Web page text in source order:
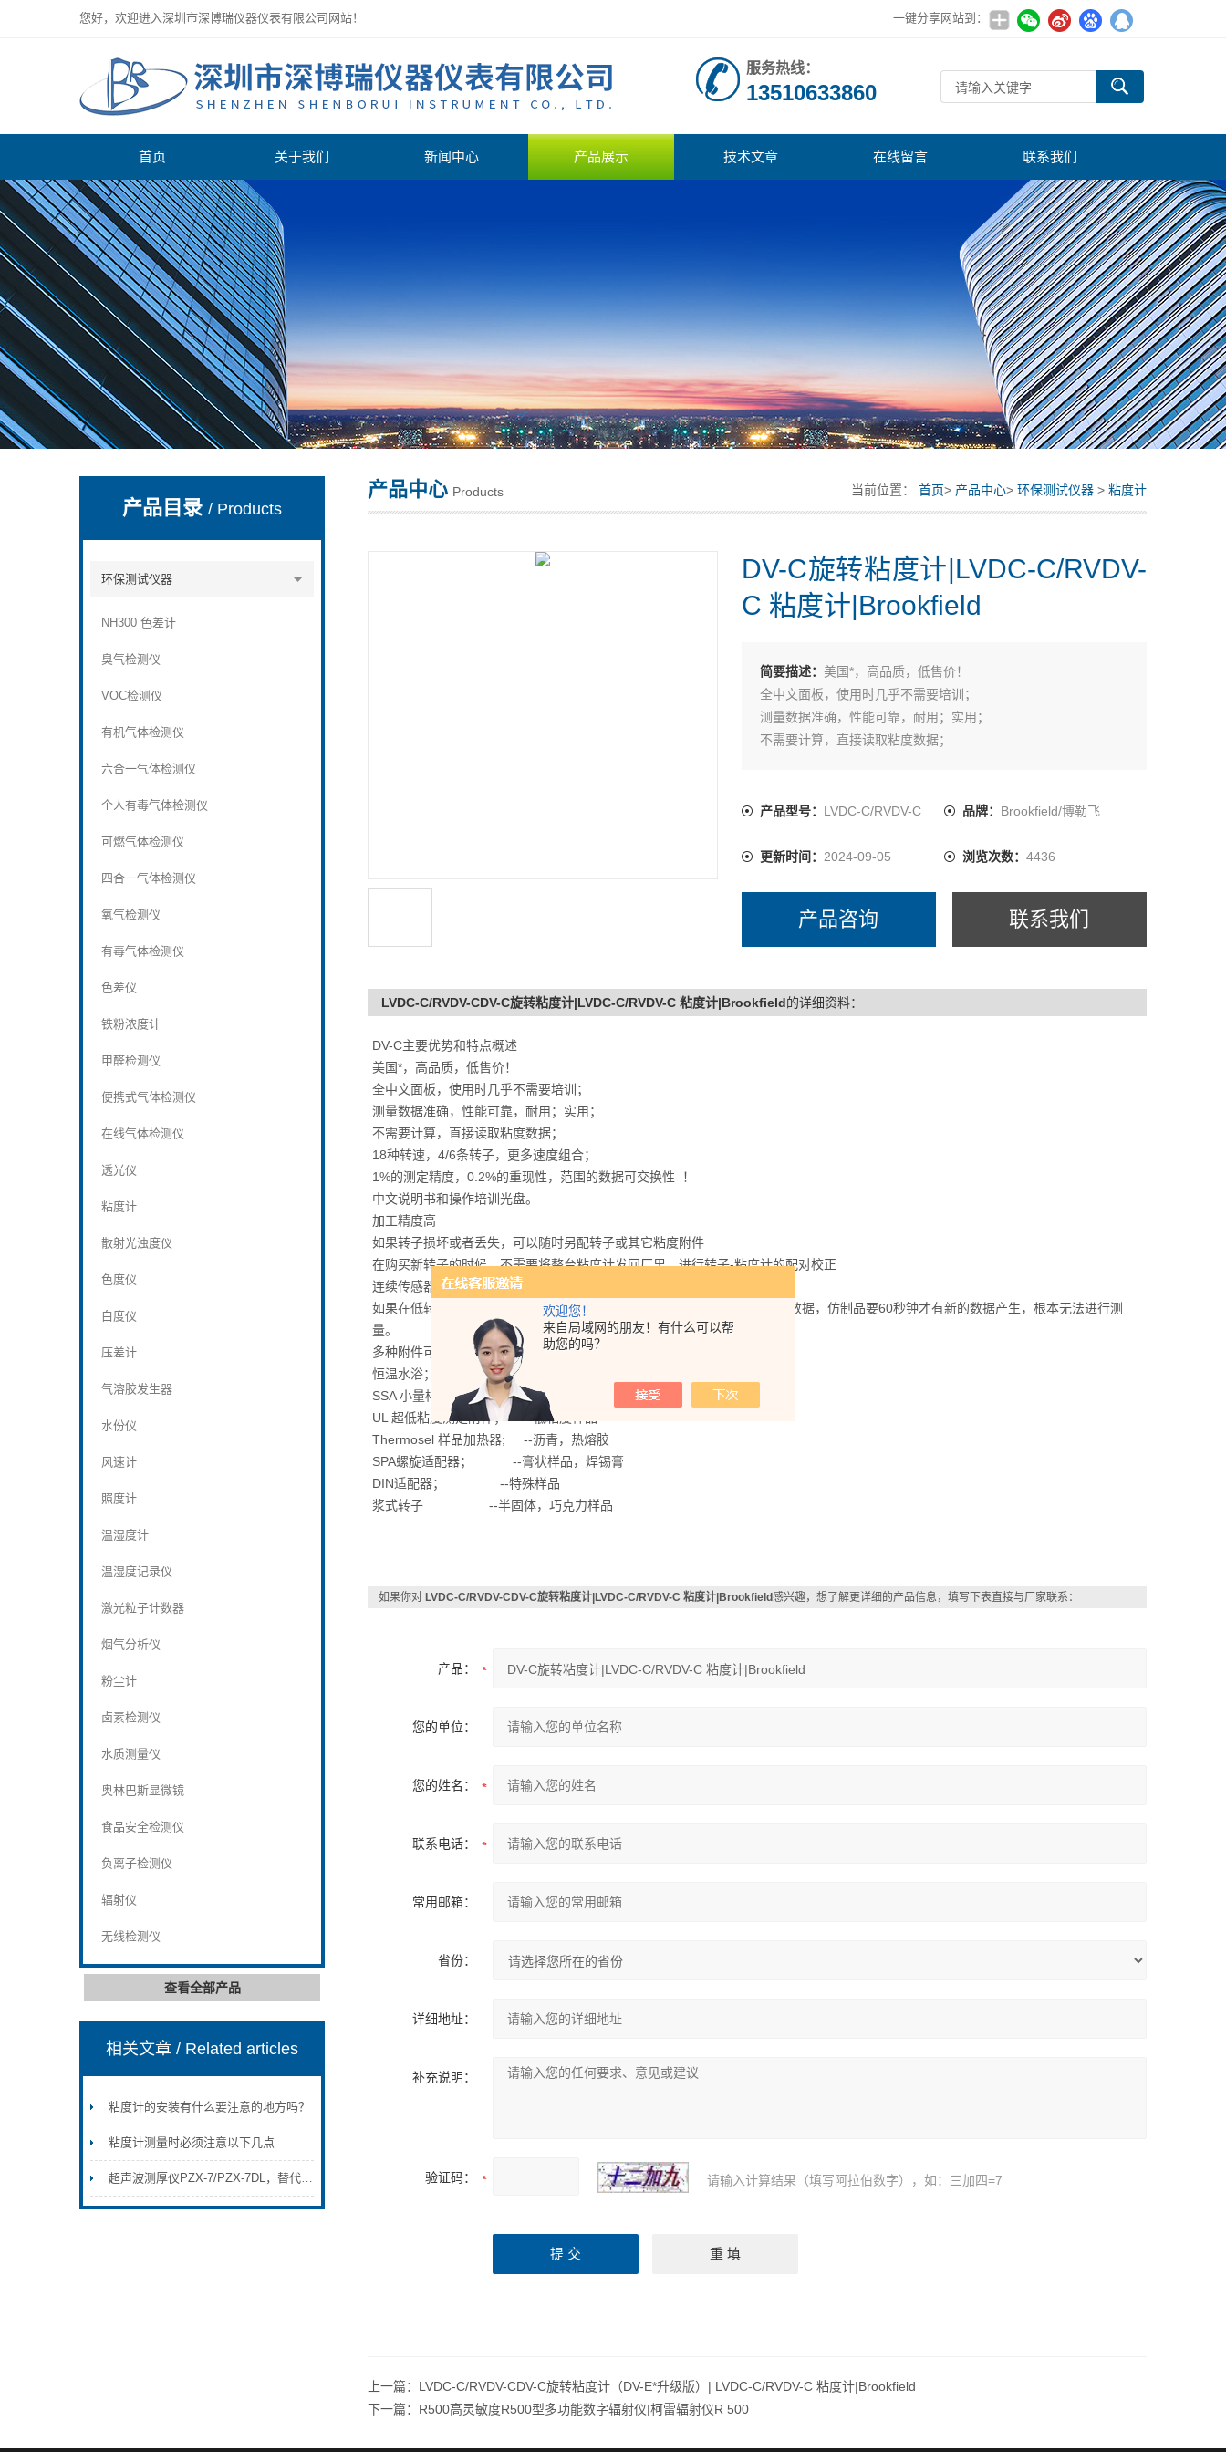
欢迎您！
来自局域网的朋友！有什么可以帮
助您的吗？
您好，欢迎进入深圳市深博瑞仪器仪表有限公司网站！ 一键分享网站到：
深圳市深博瑞仪器仪表有限公司
服务热线：
13510633860
首页 关于我们 新闻中心 产品展示 技术文章 在线留言 联系我们
产品目录/ Products
环保测试仪器
NH300 色差计
臭气检测仪
VOC检测仪
有机气体检测仪
六合一气体检测仪
个人有毒气体检测仪
可燃气体检测仪
四合一气体检测仪
氧气检测仪
有毒气体检测仪
色差仪
铁粉浓度计
甲醛检测仪
便携式气体检测仪
在线气体检测仪
透光仪
粘度计
散射光浊度仪
色度仪
白度仪
压差计
气溶胶发生器
水份仪
风速计
照度计
温湿度计
温湿度记录仪
激光粒子计数器
烟气分析仪
粉尘计
卤素检测仪
水质测量仪
奥林巴斯显微镜
食品安全检测仪
负离子检测仪
辐射仪
无线检测仪
查看全部产品
相关文章/ Related articles
粘度计的安装有什么要注意的地方吗？
粘度计测量时必须注意以下几点
超声波测厚仪PZX-7/PZX-7DL，替代PX-7/PX-7DL
产品中心 Products 当前位置： 首页> 产品中心> 环保测试仪器 > 粘度计
DV-C旋转粘度计|LVDC-C/RVDV-
C 粘度计|Brookfield
简要描述： 美国*，高品质，低售价！
全中文面板，使用时几乎不需要培训；
测量数据准确，性能可靠，耐用；实用；
不需要计算，直接读取粘度数据；
中文说明书和操作培训光盘。
产品型号： LVDC-C/RVDV-C 品牌： Brookfield/博勒飞
更新时间： 2024-09-05 浏览次数： 4436
产品咨询 联系我们
LVDC-C/RVDV-CDV-C旋转粘度计|LVDC-C/RVDV-C 粘度计|Brookfield的详细资料：
DV-C主要优势和特点概述
美国*，高品质，低售价！
全中文面板，使用时几乎不需要培训；
测量数据准确，性能可靠，耐用；实用；
不需要计算，直接读取粘度数据；
18种转速，4/6条转子，更多速度组合；
1%的测定精度，0.2%的重现性，范围的数据可交换性 ！
中文说明书和操作培训光盘。
加工精度高
如果转子损坏或者丢失，可以随时另配转子或其它粘度附件
在购买新转子的时候，不需要将整台粘度计发回厂里，进行转子-粘度计的配对校正
连续传感器；每转设有4个应力传感点，反应快速，
如果在低转速的时候，比如：在1转/分钟的情况下，DV-C 15秒钟即可刷新数据，仿制品要60秒钟才有新的数据产生，根本无法进行测
量。
多种附件可以选择，扩展测定范围和应用范筹
恒温水浴； --样品恒温
SSA 小量样品承接器； --稀有样品
UL 超低粘度测定附件； --低粘度样品
Thermosel 样品加热器; --沥青，热熔胶
SPA螺旋适配器； --膏状样品，焊锡膏
DIN适配器； --特殊样品
浆式转子 --半固体，巧克力样品
如果你对 LVDC-C/RVDV-CDV-C旋转粘度计|LVDC-C/RVDV-C 粘度计|Brookfield感兴趣，想了解更详细的产品信息，填写下表直接与厂家联系：
产品：
您的单位：
您的姓名：
联系电话：
常用邮箱：
省份：
详细地址：
补充说明：
验证码： 请输入计算结果（填写阿拉伯数字），如：三加四=7
上一篇： LVDC-C/RVDV-CDV-C旋转粘度计（DV-E*升级版）| LVDC-C/RVDV-C 粘度计|Brookfield
下一篇： R500高灵敏度R500型多功能数字辐射仪|柯雷辐射仪R 500